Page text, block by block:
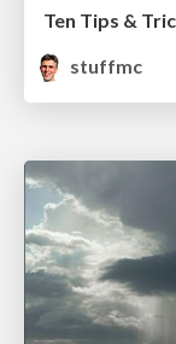
Ten Tips &
stuffmc